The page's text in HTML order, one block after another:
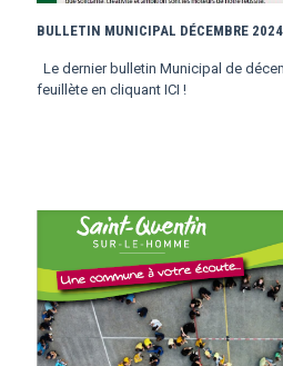
BULLETIN MUNICIPAL DÉCEMBRE 2024
Le dernier bulletin Municipal de
feuillète en cliquant ICI !